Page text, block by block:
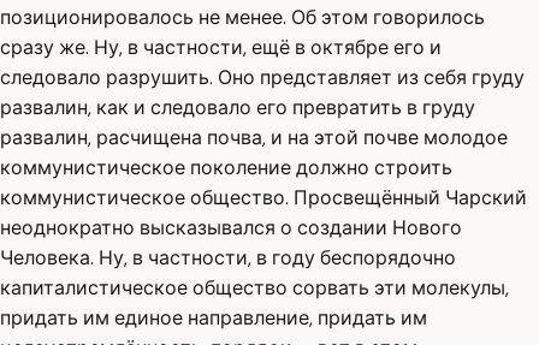
позиционировалось не менее. Об этом говорилось
сразу же. Ну, в частности, ещё в октябре его и
следовало разрушить. Оно представляет из себя груду
развалин, как и следовало его превратить в груду
развалин, расчищена почва, и на этой почве молодое
коммунистическое поколение должно строить
коммунистическое общество. Просвещённый Чарский
неоднократно высказывался о создании Нового
Человека. Ну, в частности, в году беспорядочно
капиталистическое общество сорвать эти молекулы,
придать им единое направление, придать им